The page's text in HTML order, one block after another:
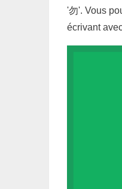
'勿'. Vous
écrivant